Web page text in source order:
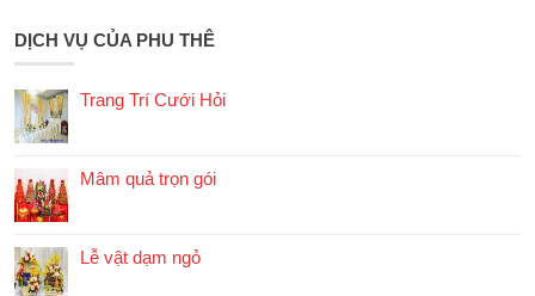
DỊCH VỤ CỦA PHU THÊ
Trang Trí Cưới Hỏi
Mâm quả trọn gói
Lễ vật dạm ngỏ